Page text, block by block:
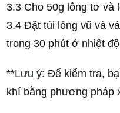
3.3 Cho 50g lông tơ và
3.4 Đặt túi lông vũ và
trong 30 phút ở nhiệt
**Lưu ý: Để kiểm tra,
khí bằng phương pháp